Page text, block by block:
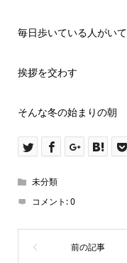
毎日歩いている人がいて
挨拶を交わす
そんな冬の始まりの朝
未分類
コメント:0